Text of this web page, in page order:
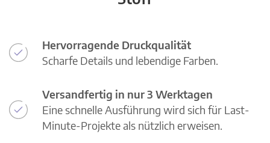
Hervorragende Druckqualität
Scharfe Details und lebendige Farben.
Versandfertig in nur 3 Werktagen
Eine schnelle Ausführung wird sich für Last-
Minute-Projekte als nützlich erweisen.